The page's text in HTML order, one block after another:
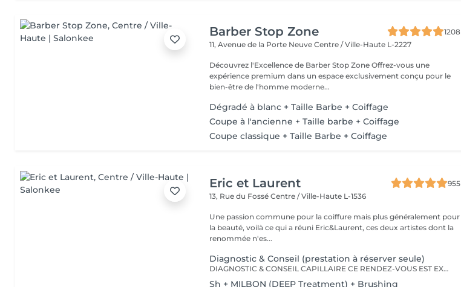
Barber Stop Zone
1208
11, Avenue de la Porte NeuveCentre / Ville-Haute L-2227
Découvrez l'Excellence de Barber Stop Zone Offrez-vous une
expérience premium dans un espace exclusivement conçu pour le
bien-être de l'homme moderne...
Dégradé à blanc + Taille Barbe + Coiffage
Coupe à l'ancienne + Taille barbe + Coiffage
Coupe classique + Taille Barbe + Coiffage
Eric et Laurent
955
13, Rue du FosséCentre / Ville-Haute L-1536
Une passion commune pour la coiffure mais plus généralement pour
la beauté, voilà ce qui a réuni Eric&Laurent, ces deux artistes dont la
renommée n'es...
Diagnostic & Conseil (prestation à réserver seule)
DIAGNOSTIC & CONSEIL CAPILLAIRE CE RENDEZ-VOUS EST EXCLUSIVEMENT RÉSERVÉ À UNE PREMIÈRE RENCONTRE AVEC NOTRE EXPERT CAPILLAIRE AFIN DE RÉALISER UN DIAGNOSTIC PERSONNALISÉ DE VOS CHEVEUX ET DE VOTRE CUIR CHEVELU. CETTE CONSULTATION DOIT ÊTRE RÉSERVÉE SEULE ET NE PEUT ÊTRE ASSOCIÉE À AUCUNE AUTRE PRESTATION OU RÉSERVATION. À L'ISSUE DE CET ÉCHANGE, UN ACCOMPAGNEMENT ET DES RECOMMANDATIONS ADAPTÉS À VOS BESOINS POURRONT VOUS ÊTRE PROPOSÉS. Diagnostic & Conseil Capillaire Prenez un moment privilégié pour échanger autour de vos cheveux, de vos envies et de vos habitudes. Lors de ce rendez-vous, nous réalisons un diagnostic personnalisé du cuir chevelu et de la fibre capillaire, nous vous orientons vers les coupes, couleurs et traitements les plus adaptés à votre image, à votre routine et à la beauté naturelle de vos cheveux. Nous vous apportons également des conseils personnalisés sur l'entretien à la maison ainsi que sur les produits les plus adaptés à vos besoins pour prolonger les résultats et préserver la beauté de vos cheveux au quotidien. Ce moment permet aussi de répondre à toutes vos questions et de construire ensemble un résultat entièrement sur mesure.
Sh + MILBON (DEEP Treatment) + Brushing